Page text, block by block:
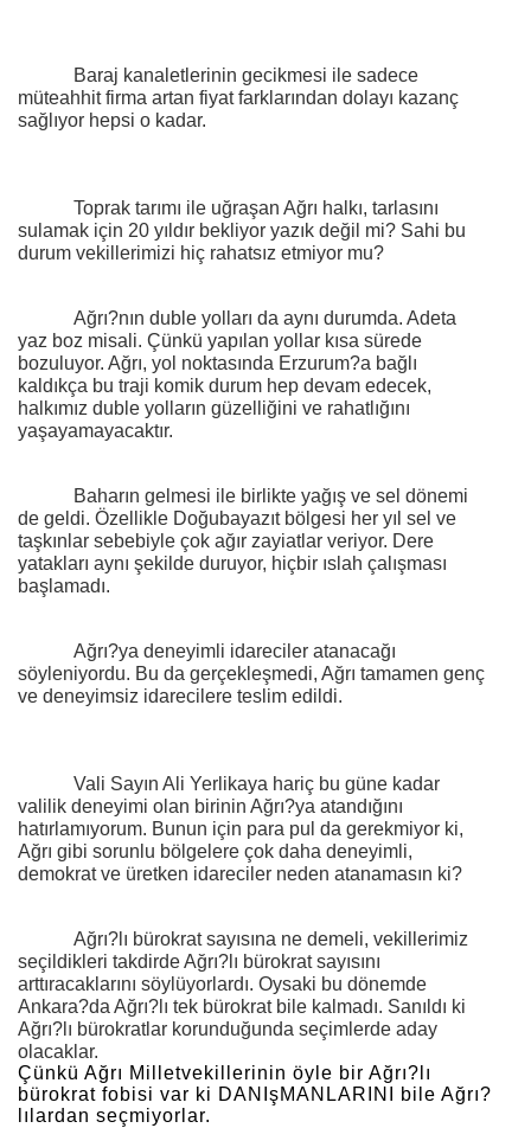
Baraj kanaletlerinin gecikmesi ile sadece
müteahhit firma artan fiyat farklarından dolayı kazanç
sağlıyor hepsi o kadar.
Toprak tarımı ile uğraşan Ağrı halkı, tarlasını
sulamak için 20 yıldır bekliyor yazık değil mi? Sahi bu
durum vekillerimizi hiç rahatsız etmiyor mu?
Ağrı?nın duble yolları da aynı durumda. Adeta
yaz boz misali. Çünkü yapılan yollar kısa sürede
bozuluyor. Ağrı, yol noktasında Erzurum?a bağlı
kaldıkça bu traji komik durum hep devam edecek,
halkımız duble yolların güzelliğini ve rahatlığını
yaşayamayacaktır.
Baharın gelmesi ile birlikte yağış ve sel dönemi
de geldi. Özellikle Doğubayazıt bölgesi her yıl sel ve
taşkınlar sebebiyle çok ağır zayiatlar veriyor. Dere
yatakları aynı şekilde duruyor, hiçbir ıslah çalışması
başlamadı.
Ağrı?ya deneyimli idareciler atanacağı
söyleniyordu. Bu da gerçekleşmedi, Ağrı tamamen genç
ve deneyimsiz idarecilere teslim edildi.
Vali Sayın Ali Yerlikaya hariç bu güne kadar
valilik deneyimi olan birinin Ağrı?ya atandığını
hatırlamıyorum. Bunun için para pul da gerekmiyor ki,
Ağrı gibi sorunlu bölgelere çok daha deneyimli,
demokrat ve üretken idareciler neden atanamasın ki?
Ağrı?lı bürokrat sayısına ne demeli, vekillerimiz
seçildikleri takdirde Ağrı?lı bürokrat sayısını
arttıracaklarını söylüyorlardı. Oysaki bu dönemde
Ankara?da Ağrı?lı tek bürokrat bile kalmadı. Sanıldı ki
Ağrı?lı bürokratlar korunduğunda seçimlerde aday
olacaklar.
Çünkü Ağrı Milletvekillerinin öyle bir Ağrı?lı
bürokrat fobisi var ki DANIşMANLARINI bile Ağrı?
lılardan seçmiyorlar.